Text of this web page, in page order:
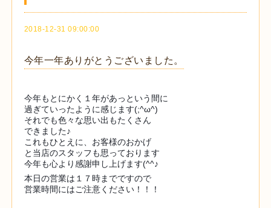
2018-12-31 09:00:00
今年一年ありがとうございました。
今年もとにかく１年があっという間に
過ぎていったように感じます(;^ω^)
それでも色々な思い出もたくさん
できました♪
これもひとえに、お客様のおかげ
と当店のスタッフも思っております
今年も心より感謝申し上げます(^^♪
本日の営業は１７時までですので
営業時間にはご注意ください！！！